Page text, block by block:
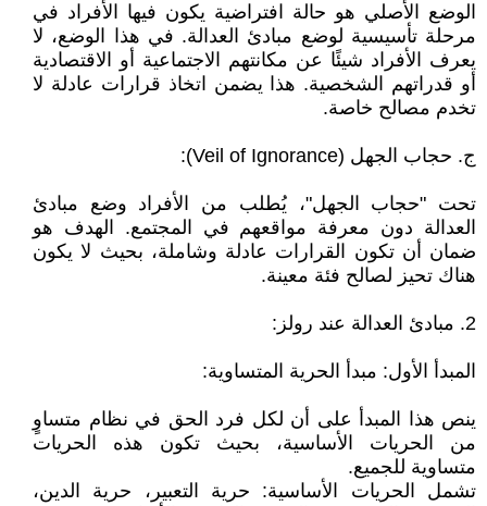
الوضع الأصلي هو حالة افتراضية يكون فيها الأفراد في
مرحلة تأسيسية لوضع مبادئ العدالة. في هذا الوضع، لا
يعرف الأفراد شيئًا عن مكانتهم الاجتماعية أو الاقتصادية
أو قدراتهم الشخصية. هذا يضمن اتخاذ قرارات عادلة لا
تخدم مصالح خاصة.
ج. حجاب الجهل (Veil of Ignorance):
تحت "حجاب الجهل"، يُطلب من الأفراد وضع مبادئ
العدالة دون معرفة مواقعهم في المجتمع. الهدف هو
ضمان أن تكون القرارات عادلة وشاملة، بحيث لا يكون
هناك تحيز لصالح فئة معينة.
2. مبادئ العدالة عند رولز:
المبدأ الأول: مبدأ الحرية المتساوية:
ينص هذا المبدأ على أن لكل فرد الحق في نظام متساوٍ
من الحريات الأساسية، بحيث تكون هذه الحريات
متساوية للجميع.
تشمل الحريات الأساسية: حرية التعبير، حرية الدين،